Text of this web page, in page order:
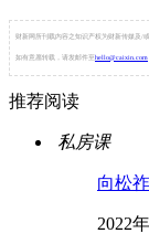
财新网所刊载内容之知识产权为财新传媒及/
如有意愿转载，请发邮件至 hello@caixin.com
推荐阅读
私房课
向松
2022